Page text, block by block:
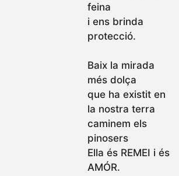
feina
i ens brinda
protecció.
Baix la mirada
més dolça
que ha existit en
la nostra terra
caminem els
pinosers
Ella és REMEI i és
AMÓR.